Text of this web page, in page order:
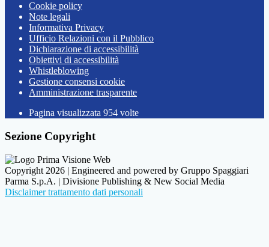
Cookie policy
Note legali
Informativa Privacy
Ufficio Relazioni con il Pubblico
Dichiarazione di accessibilità
Obiettivi di accessibilità
Whistleblowing
Gestione consensi cookie
Amministrazione trasparente
Pagina visualizzata 954 volte
Sezione Copyright
Copyright 2026 | Engineered and powered by Gruppo Spaggiari
Parma S.p.A. | Divisione Publishing & New Social Media
Disclaimer trattamento dati personali